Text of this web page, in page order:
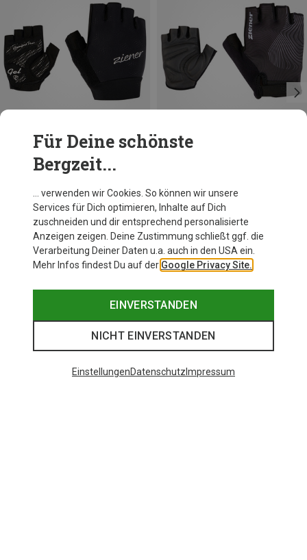
Du sparst 33%
Für Deine schönste
Bergzeit...
… verwenden wir Cookies. So können wir unsere
Services für Dich optimieren, Inhalte auf Dich
zuschneiden und dir entsprechend personalisierte
Anzeigen zeigen. Deine Zustimmung schließt ggf. die
Verarbeitung Deiner Daten u.a. auch in den USA ein.
Mehr Infos findest Du auf der Google Privacy Site.
EINVERSTANDEN
NICHT EINVERSTANDEN
EinstellungenDatenschutz Impressum